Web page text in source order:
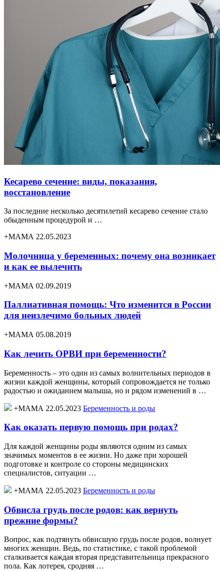
Кесарево сечение: виды, показания,
восстановление
За последние несколько десятилетий кесарево сечение стало
обыденным процедурой и …
+МАМА 22.05.2023
Молочница у беременных: почему она возникает
и как ее вылечить
+МАМА 02.09.2019
Паллиативная помощь: Что изменится в России
для неизлечимо больных людей
+МАМА 05.08.2019
Как лечить ОРВИ при беременности?
Беременность – это один из самых волнительных периодов в
жизни каждой женщины, который сопровождается не только
радостью и ожиданием малыша, но и рядом изменений в …
+МАМА 22.05.2023 Беременность и роды
Как оказать первую помощь при родах?
Для каждой женщины роды являются одним из самых
значимых моментов в ее жизни. Но даже при хорошей
подготовке и контроле со стороны медицинских
специалистов, ситуации …
+МАМА 22.05.2023 Беременность и роды
Обвисла грудь после родов: как вернуть
прежние формы?
Вопрос, как подтянуть обвисшую грудь после родов, волнует
многих женщин. Ведь, по статистике, с такой проблемой
сталкивается каждая вторая представительница прекрасного
пола. Как лотерея, сродняя …